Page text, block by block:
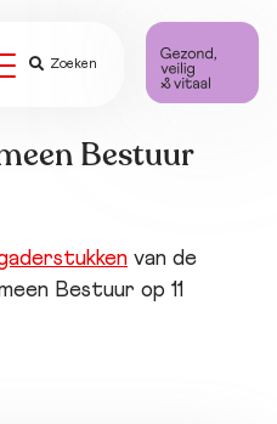
Zoeken
Bestuur
van de
Bestuur op 11